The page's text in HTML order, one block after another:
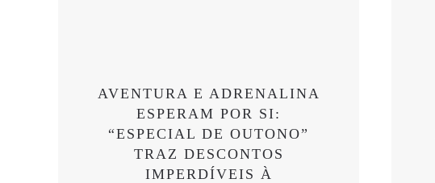
AVENTURA E ADRENALINA
ESPERAM POR SI:
“ESPECIAL DE OUTONO”
TRAZ DESCONTOS
IMPERDÍVEIS À